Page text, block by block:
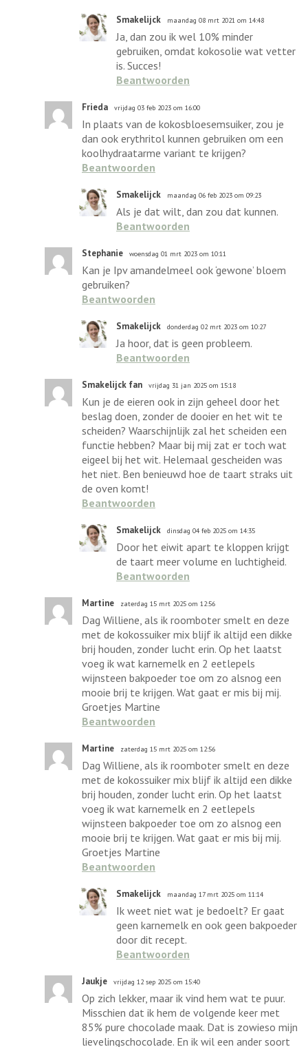
Smakelijck maandag 08 mrt 2021 om 14:48
Ja, dan zou ik wel 10% minder
gebruiken, omdat kokosolie wat vetter
is. Succes!
Beantwoorden
Frieda vrijdag 03 feb 2023 om 16:00
In plaats van de kokosbloesemsuiker, zou je
dan ook erythritol kunnen gebruiken om een
koolhydraatarme variant te krijgen?
Beantwoorden
Smakelijck maandag 06 feb 2023 om 09:23
Als je dat wilt, dan zou dat kunnen.
Beantwoorden
Stephanie woensdag 01 mrt 2023 om 10:11
Kan je Ipv amandelmeel ook ‘gewone’ bloem
gebruiken?
Beantwoorden
Smakelijck donderdag 02 mrt 2023 om 10:27
Ja hoor, dat is geen probleem.
Beantwoorden
Smakelijck fan vrijdag 31 jan 2025 om 15:18
Kun je de eieren ook in zijn geheel door het
beslag doen, zonder de dooier en het wit te
scheiden? Waarschijnlijk zal het scheiden een
functie hebben? Maar bij mij zat er toch wat
eigeel bij het wit. Helemaal gescheiden was
het niet. Ben benieuwd hoe de taart straks uit
de oven komt!
Beantwoorden
Smakelijck dinsdag 04 feb 2025 om 14:35
Door het eiwit apart te kloppen krijgt
de taart meer volume en luchtigheid.
Beantwoorden
Martine zaterdag 15 mrt 2025 om 12:56
Dag Williene, als ik roomboter smelt en deze
met de kokossuiker mix blijf ik altijd een dikke
brij houden, zonder lucht erin. Op het laatst
voeg ik wat karnemelk en 2 eetlepels
wijnsteen bakpoeder toe om zo alsnog een
mooie brij te krijgen. Wat gaat er mis bij mij.
Groetjes Martine
Beantwoorden
Martine zaterdag 15 mrt 2025 om 12:56
Dag Williene, als ik roomboter smelt en deze
met de kokossuiker mix blijf ik altijd een dikke
brij houden, zonder lucht erin. Op het laatst
voeg ik wat karnemelk en 2 eetlepels
wijnsteen bakpoeder toe om zo alsnog een
mooie brij te krijgen. Wat gaat er mis bij mij.
Groetjes Martine
Beantwoorden
Smakelijck maandag 17 mrt 2025 om 11:14
Ik weet niet wat je bedoelt? Er gaat
geen karnemelk en ook geen bakpoeder
door dit recept.
Beantwoorden
Jaukje vrijdag 12 sep 2025 om 15:40
Op zich lekker, maar ik vind hem wat te puur.
Misschien dat ik hem de volgende keer met
85% pure chocolade maak. Dat is zowieso mijn
lievelingschocolade. En ik wil een ander soort